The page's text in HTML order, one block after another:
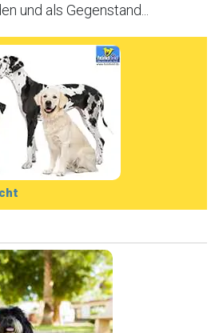
und als Gegenstand...